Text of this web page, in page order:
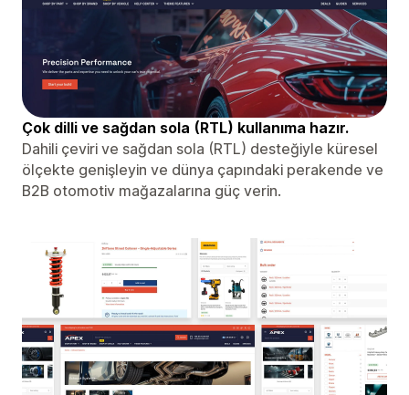
Çok dilli ve sağdan sola (RTL) kullanıma hazır.
Dahili çeviri ve sağdan sola (RTL) desteğiyle küresel
ölçekte genişleyin ve dünya çapındaki perakende ve
B2B otomotiv mağazalarına güç verin.